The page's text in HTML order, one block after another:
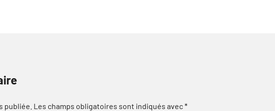
publiée. Les champs obligatoires sont indiqués avec*